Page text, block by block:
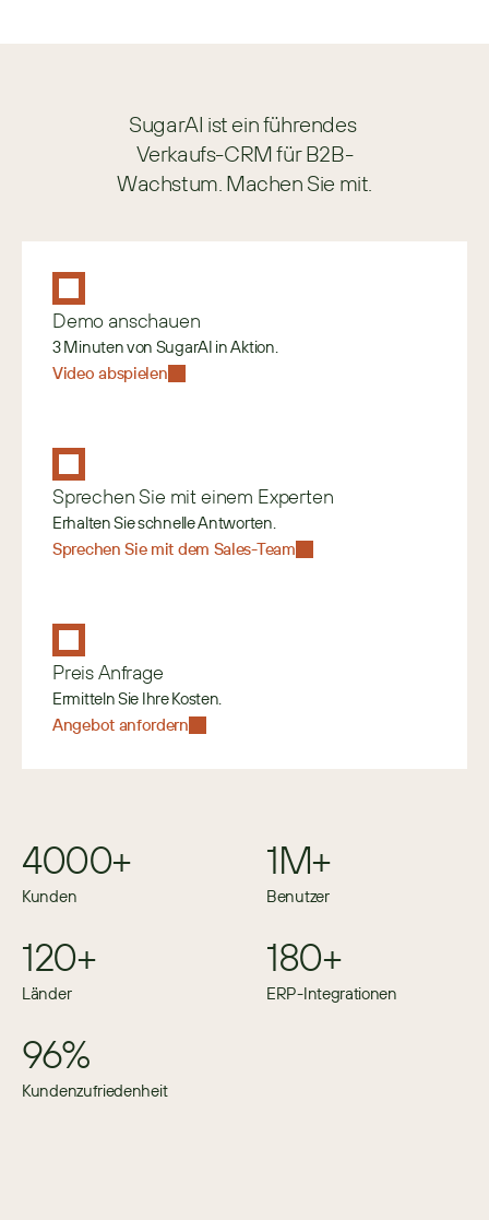
SugarAI ist ein führendes
Verkaufs-CRM für B2B-
Wachstum. Machen Sie mit.
Demo anschauen
3 Minuten von SugarAI in Aktion.
Video abspielen
Sprechen Sie mit einem Experten
Erhalten Sie schnelle Antworten.
Sprechen Sie mit dem Sales-Team
Preis Anfrage
Ermitteln Sie Ihre Kosten.
Angebot anfordern
4000+
Kunden
1M+
Benutzer
120+
Länder
180+
ERP-Integrationen
96%
Kundenzufriedenheit